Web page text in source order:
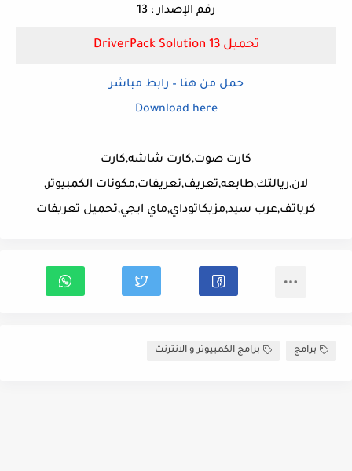
رقم الإصدار : 13
تحميل DriverPack Solution 13
حمل من هنا – رابط مباشر
Download here
كارت صوت,كارت شاشه,كارت
لان,ريالتك,طابعه,تعريف,تعريفات,مكونات الكمبيوتر,
كرياتف,عرب سيد,مزيكاتوداي,ماي ايجي,تحميل تعريفات
برامج برامج الكمبيوتر و الانترنت